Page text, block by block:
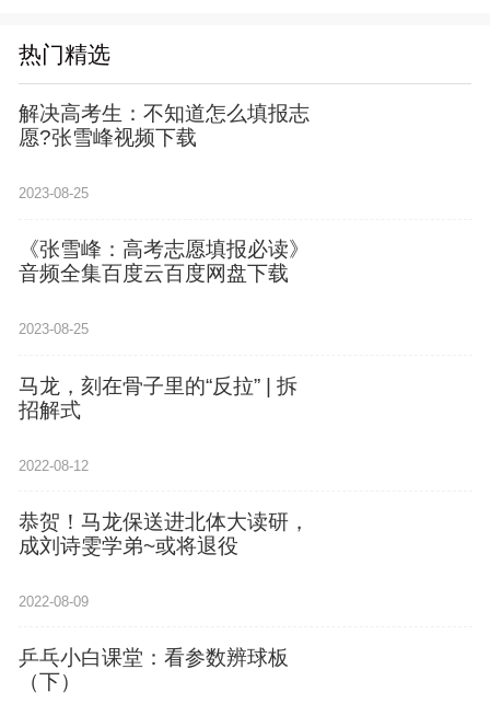
热门精选
解决高考生：不知道怎么填报志
愿?张雪峰视频下载
2023-08-25
《张雪峰：高考志愿填报必读》
音频全集百度云百度网盘下载
2023-08-25
马龙，刻在骨子里的“反拉” | 拆
招解式
2022-08-12
恭贺！马龙保送进北体大读研，
成刘诗雯学弟~或将退役
2022-08-09
乒乓小白课堂：看参数辨球板
（下）